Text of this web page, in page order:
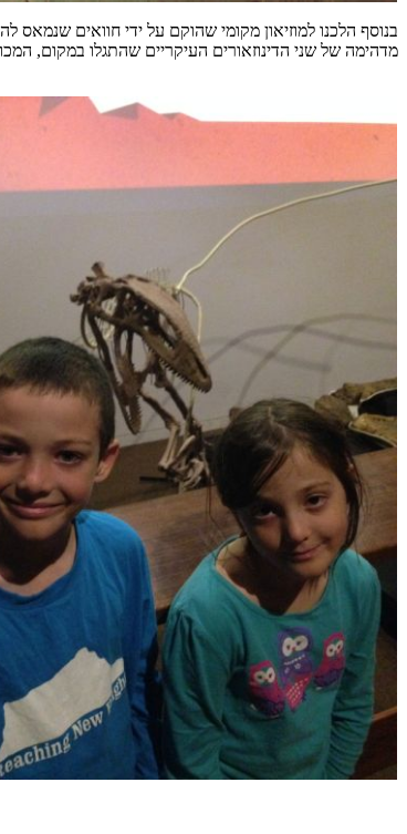
בנוסף הלכנו למוזיאון מקומי שהוקם על ידי חוואים
מדהימה של שני הדינוזאורים העיקריים שהתגלו במקום,